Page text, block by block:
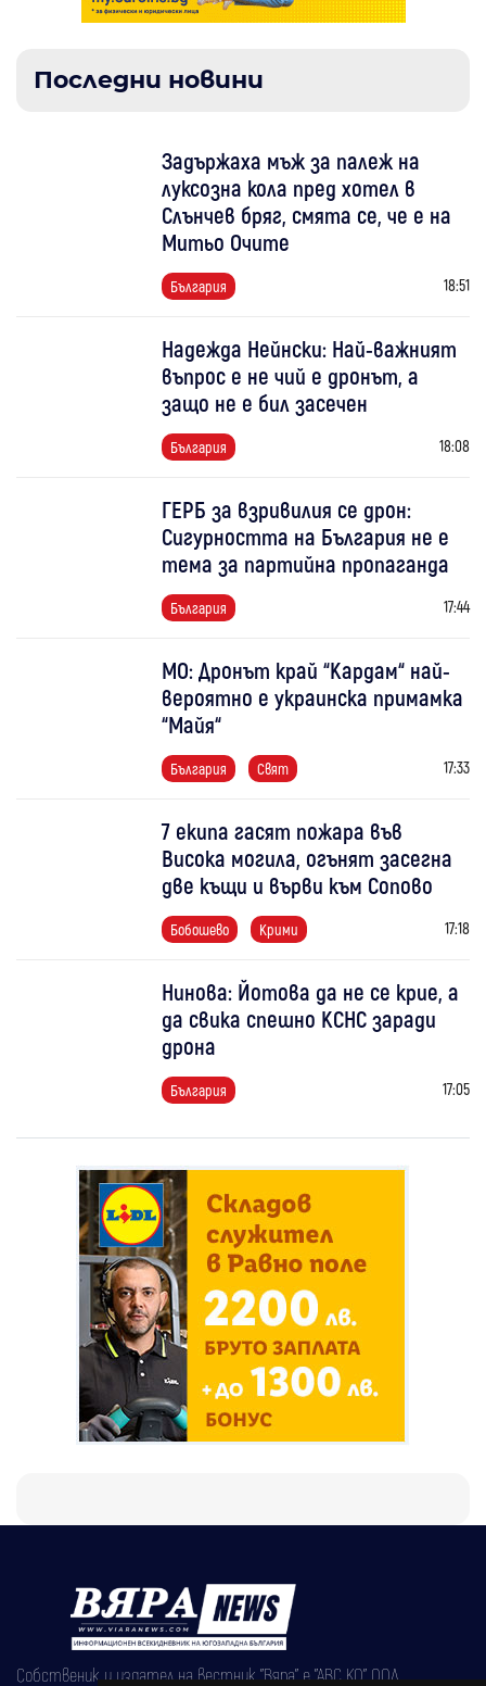
Последни новини
Задържаха мъж за палеж на
луксозна кола пред хотел в
Слънчев бряг, смята се, че е на
Митьо Очите
България 18:51
Надежда Нейнски: Най-важният
въпрос е не чий е дронът, а
защо не е бил засечен
България 18:08
ГЕРБ за взривилия се дрон:
Сигурността на България не е
тема за партийна пропаганда
България 17:44
МО: Дронът край “Кардам“ най-
вероятно е украинска примамка
“Майя“
България Свят 17:33
7 екипа гасят пожара във
Висока могила, огънят засегна
две къщи и върви към Сопово
Бобошево Крими 17:18
Нинова: Йотова да не се крие, а
да свика спешно КСНС заради
дрона
България 17:05
Собственик и издател на вестник "Вяра" е "АВС КО" ООД,